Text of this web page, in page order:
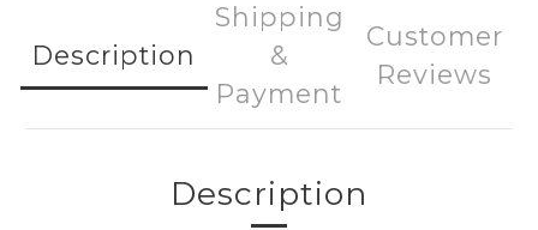
Description
Shipping
&
Payment
Customer
Reviews
Description